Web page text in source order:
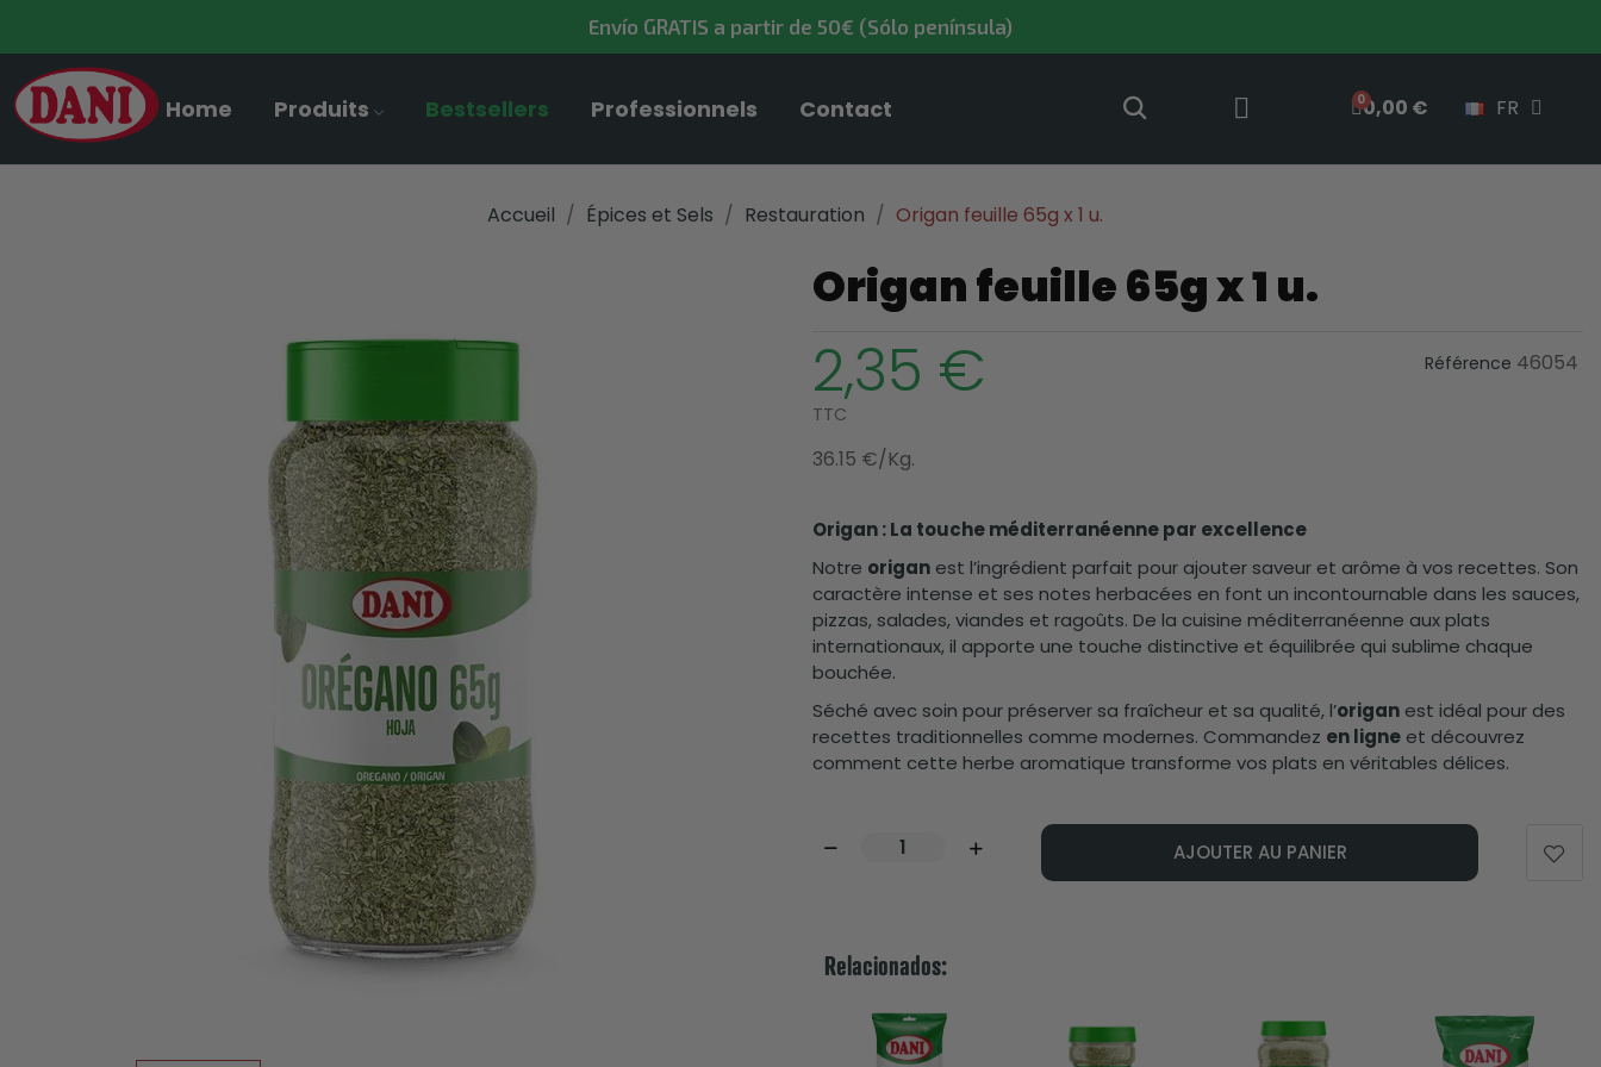
Envío GRATIS a partir de 50€ (Sólo península)
Home Produits Bestsellers Professionnels Contact 0,00 € FR
Accueil Épices et Sels Restauration Origan feuille 65g x 1 u.
Origan feuille 65g x 1 u.
2,35 €
TTC
Référence 46054
36.15 €/Kg.
Origan : La touche méditerranéenne par excellence
Notre origan est l’ingrédient parfait pour ajouter saveur et arôme à vos recettes. Son
caractère intense et ses notes herbacées en font un incontournable dans les sauces,
pizzas, salades, viandes et ragoûts. De la cuisine méditerranéenne aux plats
internationaux, il apporte une touche distinctive et équilibrée qui sublime chaque
bouchée.
Séché avec soin pour préserver sa fraîcheur et sa qualité, l’origan est idéal pour des
recettes traditionnelles comme modernes. Commandez en ligne et découvrez
comment cette herbe aromatique transforme vos plats en véritables délices.
AJOUTER AU PANIER
Relacionados: